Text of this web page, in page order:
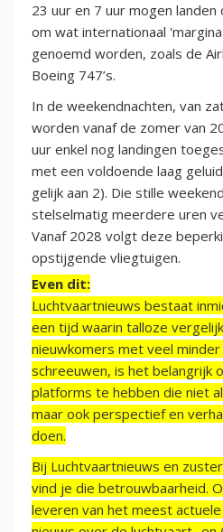
23 uur en 7 uur mogen
om wat internationaal
genoemd worden, zoals de
Boeing 747’s.
In de weekendnachten, van
worden vanaf de zomer van
uur enkel nog landingen
met een voldoende laag
gelijk aan 2). Die stille
stelselmatig meerdere uren
Vanaf 2028 volgt deze
opstijgende vliegtuigen.
Even dit:
Luchtvaartnieuws bestaat
een tijd waarin talloze
nieuwkomers met veel
schreeuwen, is het belangrijk
platforms te hebben die niet
maar ook perspectief en
doen.
Bij Luchtvaartnieuws en
vind je die betrouwbaarheid.
leveren van het meest actuele